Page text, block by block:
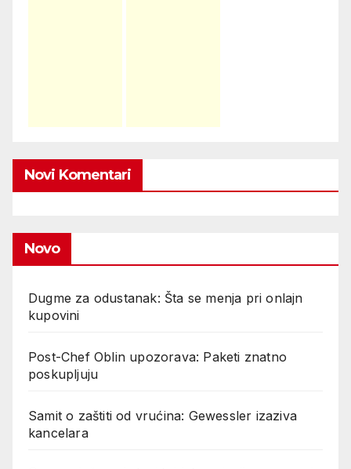
Novi Komentari
Novo
Dugme za odustanak: Šta se menja pri onlajn
kupovini
Post-Chef Oblin upozorava: Paketi znatno
poskupljuju
Samit o zaštiti od vrućina: Gewessler izaziva
kancelara